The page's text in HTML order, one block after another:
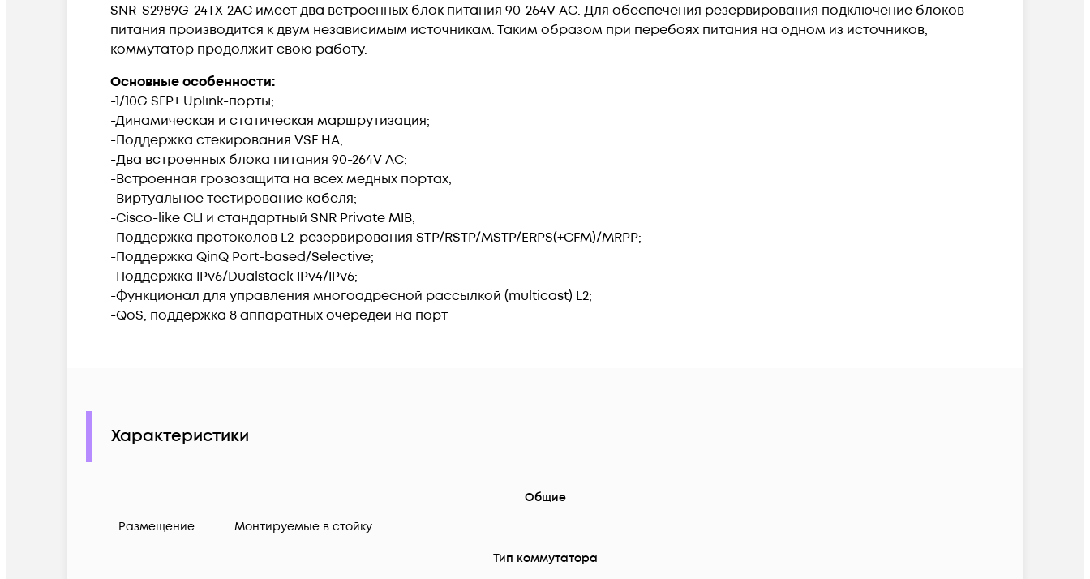
SNR-S2989G-24TX-2AC имеет два встроенных блок питания 90-264V AC. Для обеспечения резервирования подключение блоков
питания производится к двум независимым источникам. Таким образом при перебоях питания на одном из источников,
коммутатор продолжит свою работу.
Основные особенности:
-1/10G SFP+ Uplink-порты;
-Динамическая и статическая маршрутизация;
-Поддержка стекирования VSF HA;
-Два встроенных блока питания 90-264V AC;
-Встроенная грозозащита на всех медных портах;
-Виртуальное тестирование кабеля;
-Cisco-like CLI и стандартный SNR Private MIB;
-Поддержка протоколов L2-резервирования STP/RSTP/MSTP/ERPS(+CFM)/MRPP;
-Поддержка QinQ Port-based/Selective;
-Поддержка IPv6/Dualstack IPv4/IPv6;
-Функционал для управления многоадресной рассылкой (multicast) L2;
-QoS, поддержка 8 аппаратных очередей на порт
Характеристики
Общие
Размещение
Монтируемые в стойку
Тип коммутатора